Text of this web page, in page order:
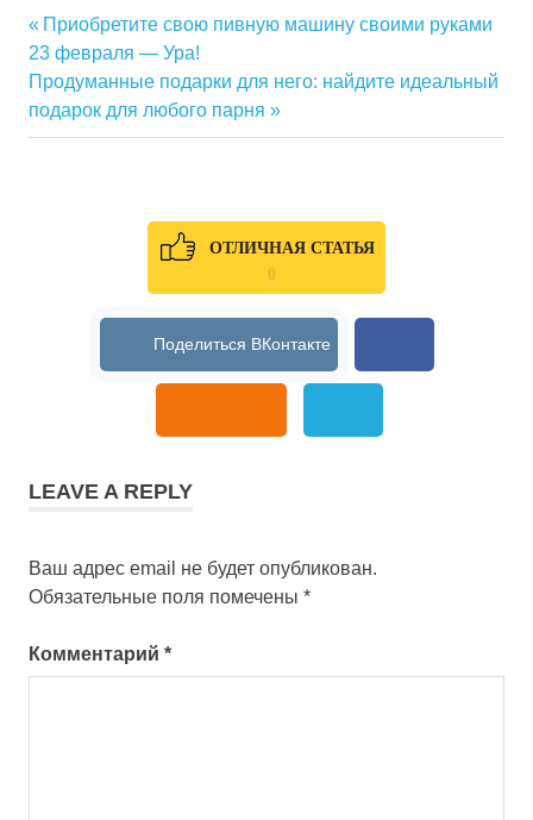
Навигация
по
Previous
Post:
Приобретите свою пивную машину своими руками
23 февраля — Ура!
Next
Post:
Продуманные подарки для него: найдите идеальный
подарок для любого парня
ОТЛИЧНАЯ СТАТЬЯ
0
LEAVE A REPLY
Ваш адрес email не будет опубликован.
Обязательные поля помечены *
Комментарий *